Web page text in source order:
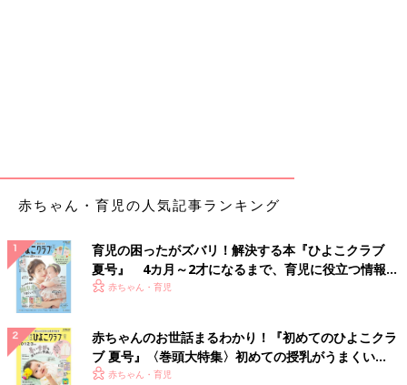
すね！
洗える布団なら寝汗もこわくない！
赤ちゃん・育児の人気記事ランキング
育児の困ったがズバリ！解決する本『ひよこクラブ
夏号』 4カ月～2才になるまで、育児に役立つ情報が
いっぱい！
赤ちゃん・育児
赤ちゃんのお世話まるわかり！『初めてのひよこクラ
ブ 夏号』〈巻頭大特集〉初めての授乳がうまくい
く！ おっぱい・ミルクの基本と夏のトラブル 解決テ
赤ちゃん・育児